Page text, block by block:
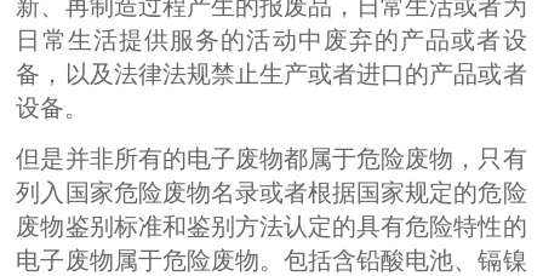
新、再制造过程产生的报废品，日常生活或者为
日常生活提供服务的活动中废弃的产品或者设
备，以及法律法规禁止生产或者进口的产品或者
设备。
但是并非所有的电子废物都属于危险废物，只有
列入国家危险废物名录或者根据国家规定的危险
废物鉴别标准和鉴别方法认定的具有危险特性的
电子废物属于危险废物。包括含铅酸电池、镉镍